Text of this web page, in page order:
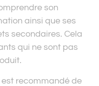
son
ainsi que ses
secondaires. Cela
qui ne sont pas
est recommandé de